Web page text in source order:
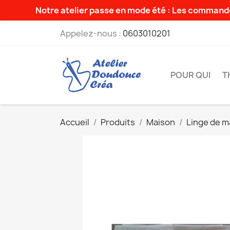
Notre atelier passe en mode été : Les
Appelez-nous : 0603010201
POUR QUI
Accueil Produits Maison Linge de